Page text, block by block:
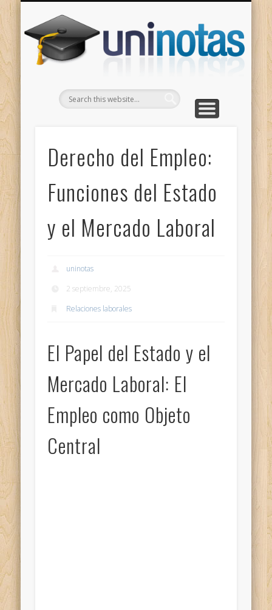
Derecho del Empleo:
Funciones del Estado
y el Mercado Laboral
uninotas
2 septiembre, 2025
Relaciones laborales
El Papel del Estado y el
Mercado Laboral: El
Empleo como Objeto
Central